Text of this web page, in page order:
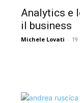
Analytics e
il business
Michele Lovati - 19